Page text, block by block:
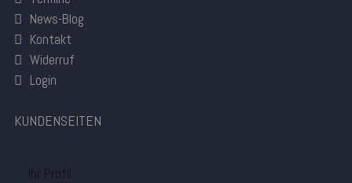
News-Blog
Kontakt
Widerruf
Login
KUNDENSEITEN
Ihr Profil